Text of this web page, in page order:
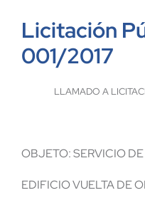
Licitación
001/2017
LLAMADO A
OBJETO: SERVICIO
EDIFICIO VUELTA DE